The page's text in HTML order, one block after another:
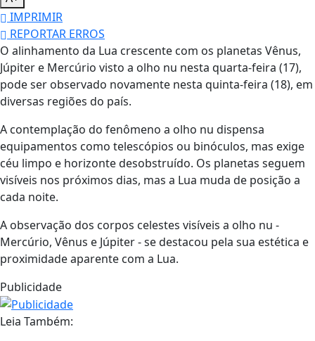
IMPRIMIR
REPORTAR ERROS
O alinhamento da Lua crescente com os planetas Vênus,
Júpiter e Mercúrio visto a olho nu nesta quarta-feira (17),
pode ser observado novamente nesta quinta-feira (18), em
diversas regiões do país.
A contemplação do fenômeno a olho nu dispensa
equipamentos como telescópios ou binóculos, mas exige
céu limpo e horizonte desobstruído. Os planetas seguem
visíveis nos próximos dias, mas a Lua muda de posição a
cada noite.
A observação dos corpos celestes visíveis a olho nu -
Mercúrio, Vênus e Júpiter - se destacou pela sua estética e
proximidade aparente com a Lua.
Publicidade
Leia Também: